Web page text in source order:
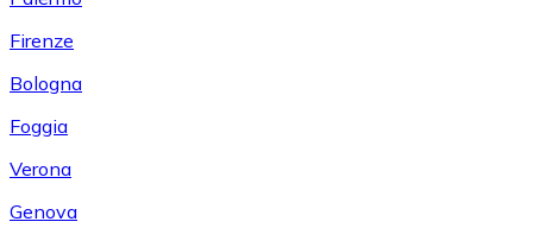
Firenze
Bologna
Foggia
Verona
Genova